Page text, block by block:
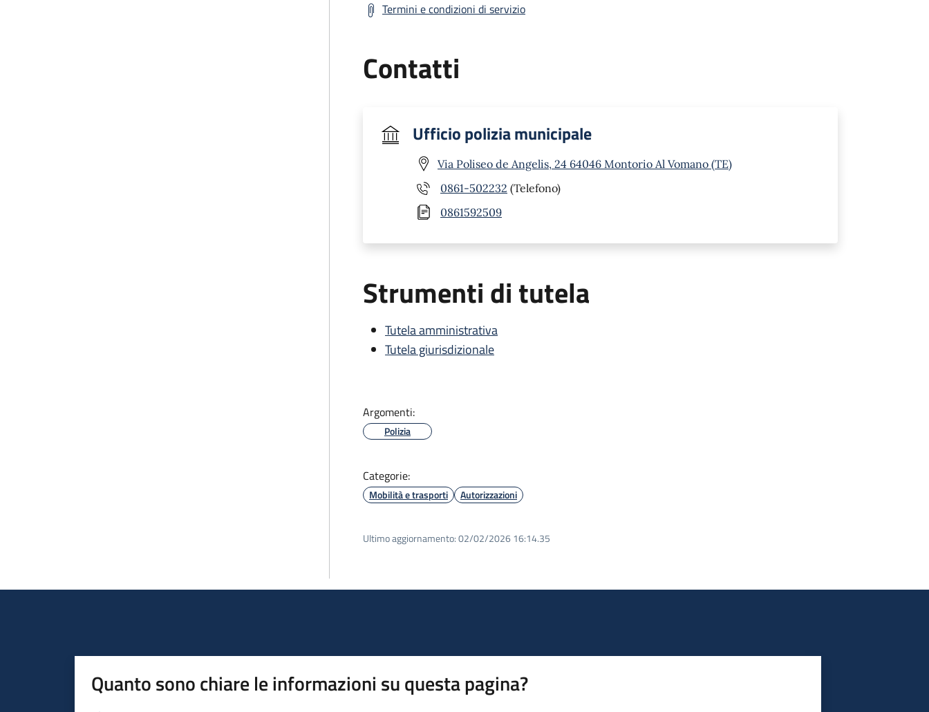
Termini e condizioni di servizio
Contatti
Ufficio polizia municipale
Via Poliseo de Angelis, 24 64046 Montorio Al Vomano (TE)
0861-502232 (Telefono)
0861592509
Strumenti di tutela
Tutela amministrativa
Tutela giurisdizionale
Argomenti:
Polizia
Categorie:
Mobilità e trasporti Autorizzazioni
Ultimo aggiornamento:02/02/2026 16:14.35
Quanto sono chiare le informazioni su questa pagina?